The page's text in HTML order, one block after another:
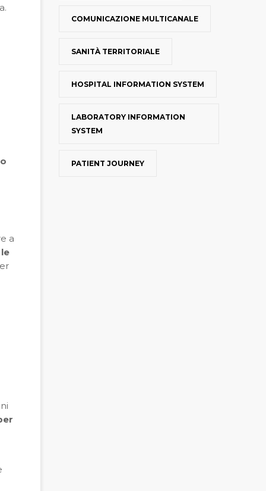
a
COMUNICAZIONE MULTICANALE
SANITÀ TERRITORIALE
HOSPITAL INFORMATION SYSTEM
LABORATORY INFORMATION
SYSTEM
PATIENT JOURNEY